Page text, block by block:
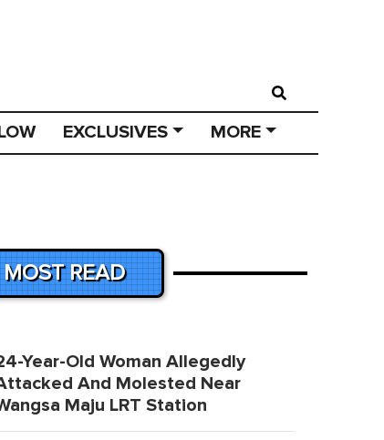
EXCLUSIVES MORE
MOST READ
Year-Old Woman Allegedly
And Molested Near
Maju LRT Station